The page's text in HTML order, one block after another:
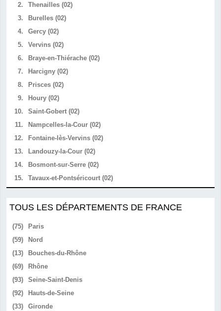
2.
Thenailles (02)
3.
Burelles (02)
4.
Gercy (02)
5.
Vervins (02)
6.
Braye-en-Thiérache (02)
7.
Harcigny (02)
8.
Prisces (02)
9.
Houry (02)
10.
Saint-Gobert (02)
11.
Nampcelles-la-Cour (02)
12.
Fontaine-lès-Vervins (02)
13.
Landouzy-la-Cour (02)
14.
Bosmont-sur-Serre (02)
15.
Tavaux-et-Pontséricourt (02)
TOUS LES DÉPARTEMENTS DE FRANCE
(75)
Paris
(59)
Nord
(13)
Bouches-du-Rhône
(69)
Rhône
(93)
Seine-Saint-Denis
(92)
Hauts-de-Seine
(33)
Gironde